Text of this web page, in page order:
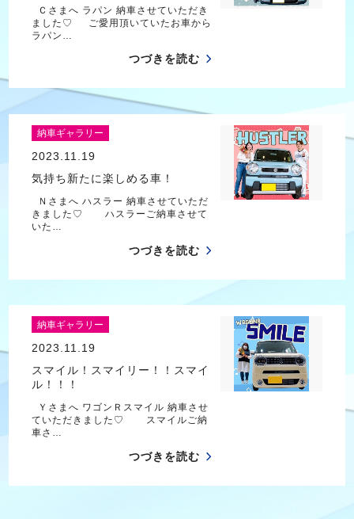
Ｃさまへ ラパン 納車させていただき
ました♡ ご愛用頂いていたお車から
ラパン…
つづきを読む
納車ギャラリー
2023.11.19
気持ち新たに楽しめる車！
Ｎさまへ ハスラー 納車させていただ
きました♡ ハスラーご納車させて
いた…
つづきを読む
納車ギャラリー
2023.11.19
スマイル！スマイリー！！スマイ
ル！！！
Ｙさまへ ワゴンＲスマイル 納車させ
ていただきました♡ スマイルご納
車さ…
つづきを読む